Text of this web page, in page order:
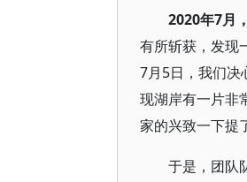
2020年7月
有所斩获，发现
7月5日，我们决
现湖岸有一片非
家的兴致一下提
于是，团队